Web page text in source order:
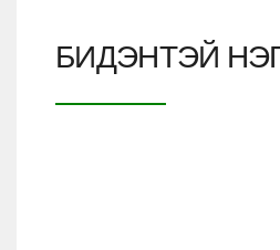
БИДЭНТЭЙ